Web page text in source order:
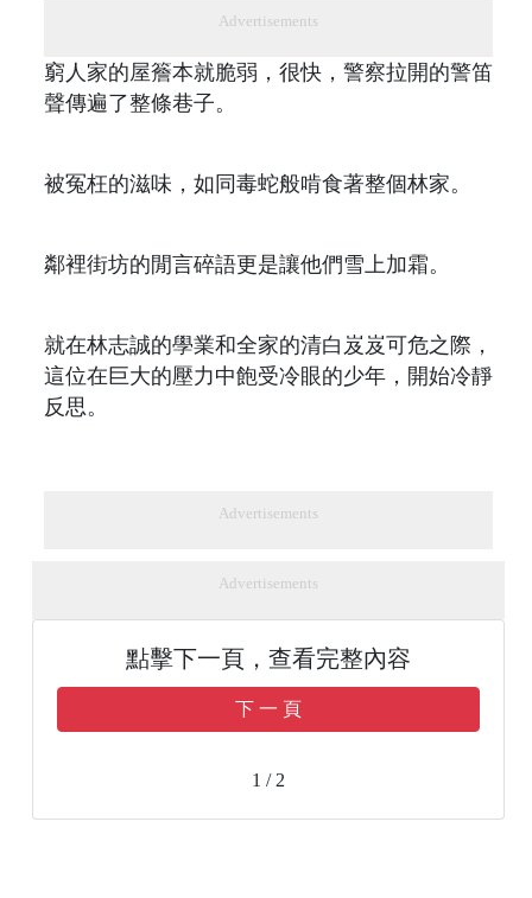
Advertisements
窮人家的屋簷本就脆弱，很快，警察拉開的警笛
聲傳遍了整條巷子。
被冤枉的滋味，如同毒蛇般啃食著整個林家。
鄰裡街坊的閒言碎語更是讓他們雪上加霜。
就在林志誠的學業和全家的清白岌岌可危之際，
這位在巨大的壓力中飽受冷眼的少年，開始冷靜
反思。
Advertisements
Advertisements
點擊下一頁，查看完整內容
下 一 頁
1 / 2